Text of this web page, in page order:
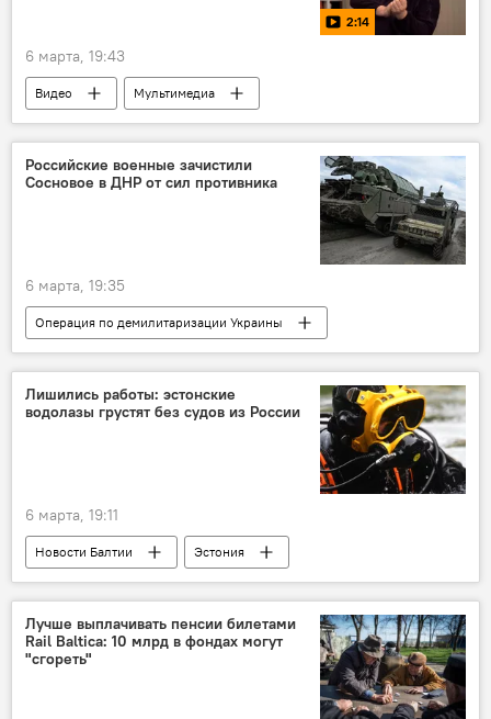
2:14
6 марта, 19:43
Видео
Мультимедиа
Новости Балтии
Эстония
Дмитрий Линтер
История
Российские военные зачистили
Сосновое в ДНР от сил противника
6 марта, 19:35
Операция по демилитаризации Украины
Россия
Украина
Минобороны РФ
военная операция
военная техника
военнослужащие
ВС РФ ВСУ
Лишились работы: эстонские
водолазы грустят без судов из России
6 марта, 19:11
Новости Балтии
Эстония
судоходство
водолазы
экономика
безопасность
Россия
Лучше выплачивать пенсии билетами
Rail Baltica: 10 млрд в фондах могут
"сгореть"